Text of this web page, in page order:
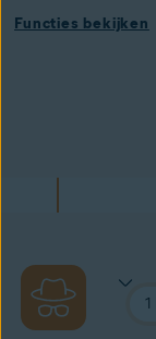
Functies bekijken